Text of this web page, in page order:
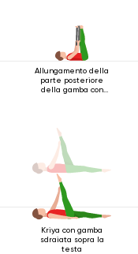
Allungamento della
parte posteriore
della gamba con
Kriya con gamba
sdraiata sopra la
testa